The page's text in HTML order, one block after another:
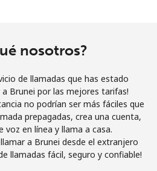
Únete
¡Hola!
oREGÍSTRATE →
nosotros?
de llamadas que has estado
Brunei por las mejores tarifas!
no podrían ser más fáciles que
prepagadas, crea una cuenta,
voz en línea y llama a casa.
a Brunei desde el extranjero
llamadas fácil, seguro y confiable!